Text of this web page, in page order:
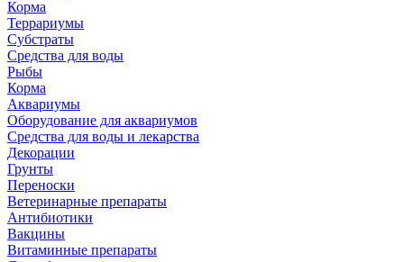
Корма
Террариумы
Субстраты
Средства для воды
Рыбы
Корма
Аквариумы
Оборудование для аквариумов
Средства для воды и лекарства
Декорации
Грунты
Переноски
Ветеринарные препараты
Антибиотики
Вакцины
Витаминные препараты